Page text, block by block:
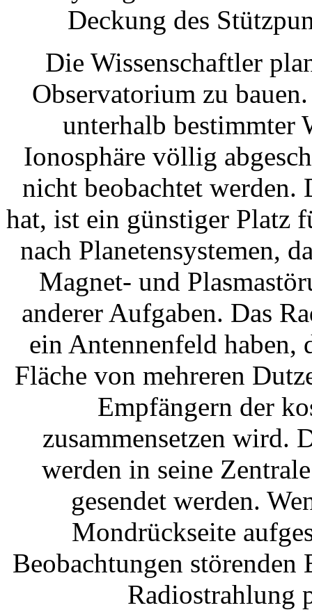
Deckung des
Die Wissenschaftler
Observatorium zu
unterhalb bestimmter
Ionosphäre völlig
nicht beobachtet werden.
hat, ist ein günstiger Platz
nach Planetensystemen,
Magnet- und
anderer Aufgaben. Das
ein Antennenfeld haben,
Fläche von mehreren
Empfängern der
zusammensetzen wird.
werden in seine
gesendet werden.
Mondrückseite
Beobachtungen
Radiostrahlung